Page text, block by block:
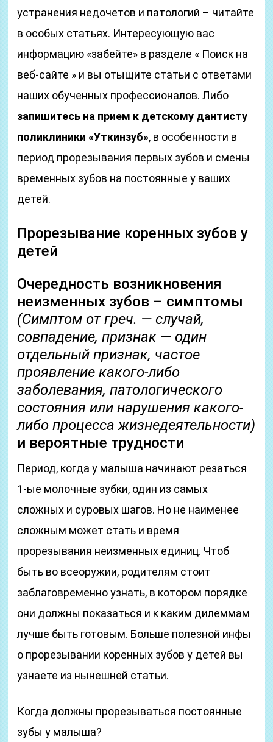
устранения недочетов и патологий – читайте
в особых статьях. Интересующую вас
информацию «забейте» в разделе « Поиск на
веб-сайте » и вы отыщите статьи с ответами
наших обученных профессионалов. Либо
запишитесь на прием к детскому дантисту
поликлиники «Уткинзуб», в особенности в
период прорезывания первых зубов и смены
временных зубов на постоянные у ваших
детей.
Прорезывание коренных зубов у
детей
Очередность возникновения
неизменных зубов – симптомы
(Симптом от греч. — случай,
совпадение, признак — один
отдельный признак, частое
проявление какого-либо
заболевания, патологического
состояния или нарушения какого-
либо процесса жизнедеятельности)
и вероятные трудности
Период, когда у малыша начинают резаться
1-ые молочные зубки, один из самых
сложных и суровых шагов. Но не наименее
сложным может стать и время
прорезывания неизменных единиц. Чтоб
быть во всеоружии, родителям стоит
заблаговременно узнать, в котором порядке
они должны показаться и к каким дилеммам
лучше быть готовым. Больше полезной инфы
о прорезывании коренных зубов у детей вы
узнаете из нынешней статьи.
Когда должны прорезываться постоянные
зубы у малыша?